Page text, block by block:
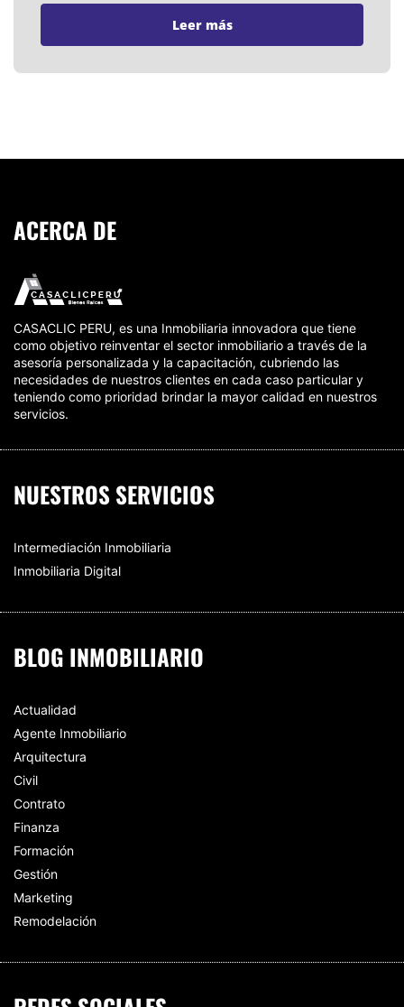
Leer más
ACERCA DE
CASACLIC PERU, es una Inmobiliaria innovadora que tiene
como objetivo reinventar el sector inmobiliario a través de la
asesoría personalizada y la capacitación, cubriendo las
necesidades de nuestros clientes en cada caso particular y
teniendo como prioridad brindar la mayor calidad en nuestros
servicios.
NUESTROS SERVICIOS
Intermediación Inmobiliaria
Inmobiliaria Digital
BLOG INMOBILIARIO
Actualidad
Agente Inmobiliario
Arquitectura
Civil
Contrato
Finanza
Formación
Gestión
Marketing
Remodelación